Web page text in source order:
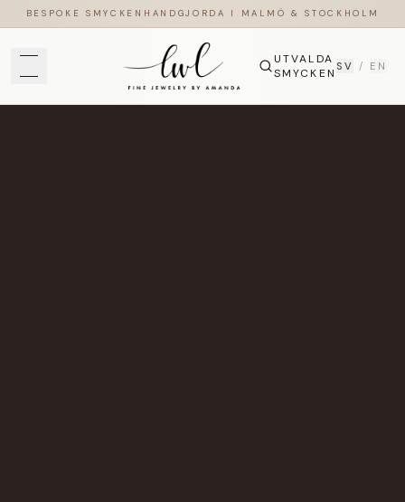
BESPOKE SMYCKEN HANDGJORDA I MALMÖ & STOCKHOLM
UTVALDA
SMYCKEN SV / EN